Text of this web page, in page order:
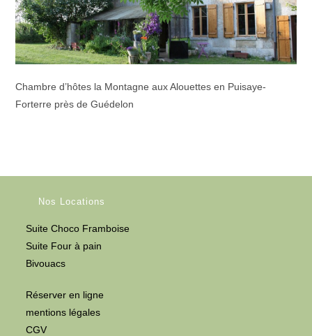
Chambre d’hôtes la Montagne aux Alouettes en Puisaye-
Forterre près de Guédelon
Nos Locations
Suite Choco Framboise
Suite Four à pain
Bivouacs
Réserver en ligne
mentions légales
CGV